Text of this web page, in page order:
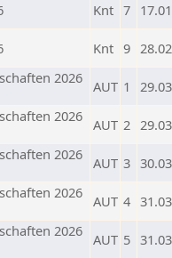
Knt 7
Knt 9
2026 AUT 1
2026 AUT 2
2026 AUT 3
2026 AUT 4
2026 AUT 5